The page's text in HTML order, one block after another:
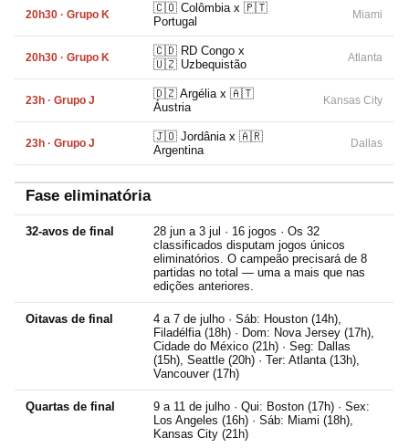
20h30 · Grupo K
🇨🇴 Colômbia x 🇵🇹
Portugal
Miami
20h30 · Grupo K
🇨🇩 RD Congo x
🇺🇿 Uzbequistão
Atlanta
23h · Grupo J
🇩🇿 Argélia x 🇦🇹
Áustria
Kansas City
23h · Grupo J
🇯🇴 Jordânia x 🇦🇷
Argentina
Dallas
Fase eliminatória
32-avos de final
28 jun a 3 jul · 16 jogos · Os 32
classificados disputam jogos únicos
eliminatórios. O campeão precisará de 8
partidas no total — uma a mais que nas
edições anteriores.
Oitavas de final
4 a 7 de julho · Sáb: Houston (14h),
Filadélfia (18h) · Dom: Nova Jersey (17h),
Cidade do México (21h) · Seg: Dallas
(15h), Seattle (20h) · Ter: Atlanta (13h),
Vancouver (17h)
Quartas de final
9 a 11 de julho · Qui: Boston (17h) · Sex:
Los Angeles (16h) · Sáb: Miami (18h),
Kansas City (21h)